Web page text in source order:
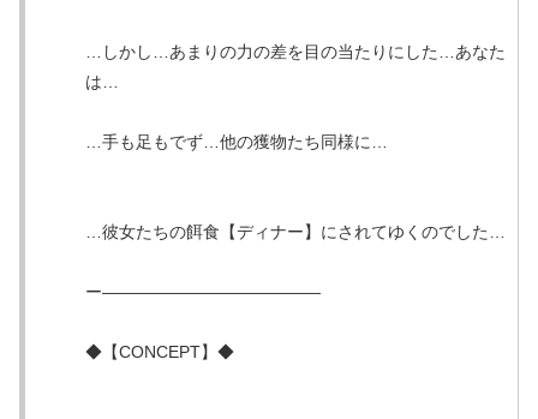
…しかし…あまりの力の差を目の当たりにした…あなた
は…
…手も足もでず…他の獲物たち同様に…
…彼女たちの餌食【ディナー】にされてゆくのでした…
ー—————————————
◆【CONCEPT】◆